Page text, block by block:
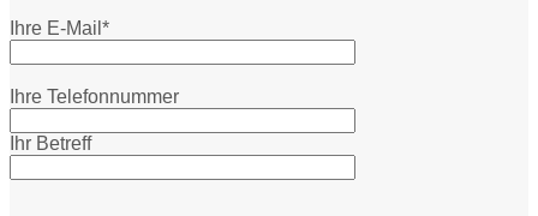
Ihre E-Mail*
Ihre Telefonnummer
Ihr Betreff